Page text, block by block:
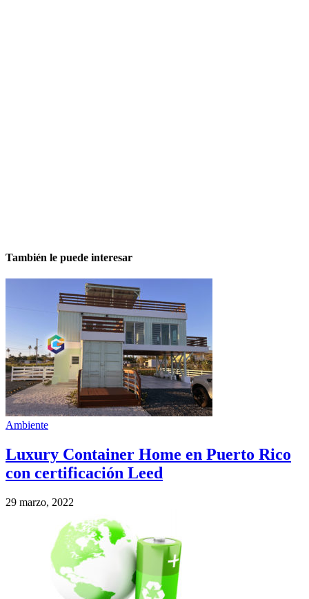
También le puede interesar
Ambiente
Luxury Container Home en Puerto Rico
con certificación Leed
29 marzo, 2022